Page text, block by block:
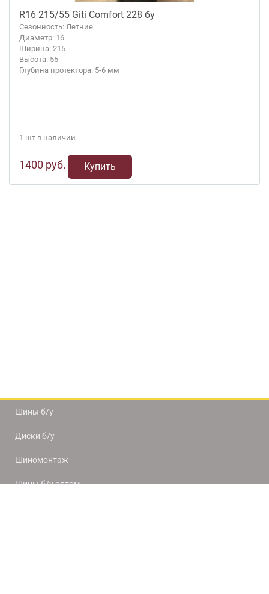
R16 215/55 Giti Comfort 228 бу
Сезонность: Летние
Диаметр: 16
Ширина: 215
Высота: 55
Глубина протектора: 5-6 мм
1 шт в наличии
1400 руб. Купить
Шины б/у
Диски б/у
Шиномонтаж
Шины б/у оптом